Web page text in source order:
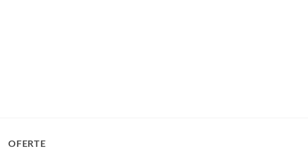
OFERTE